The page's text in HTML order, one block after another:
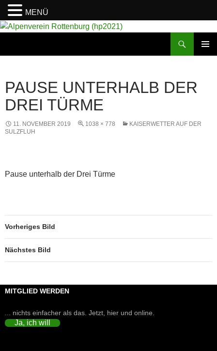
PAUSE UNTERHALB DER
DREI TÜRME
11. NOVEMBER 2019 1038 × 778
KAISERWETTER AUF DER
SULZFLUH
Pause unterhalb der Drei Türme
Vorheriges Bild
Nächstes Bild
MITGLIED WERDEN
... nichts einfacher als das. Jetzt, hier und online.
Ja, ich will
MENÜ